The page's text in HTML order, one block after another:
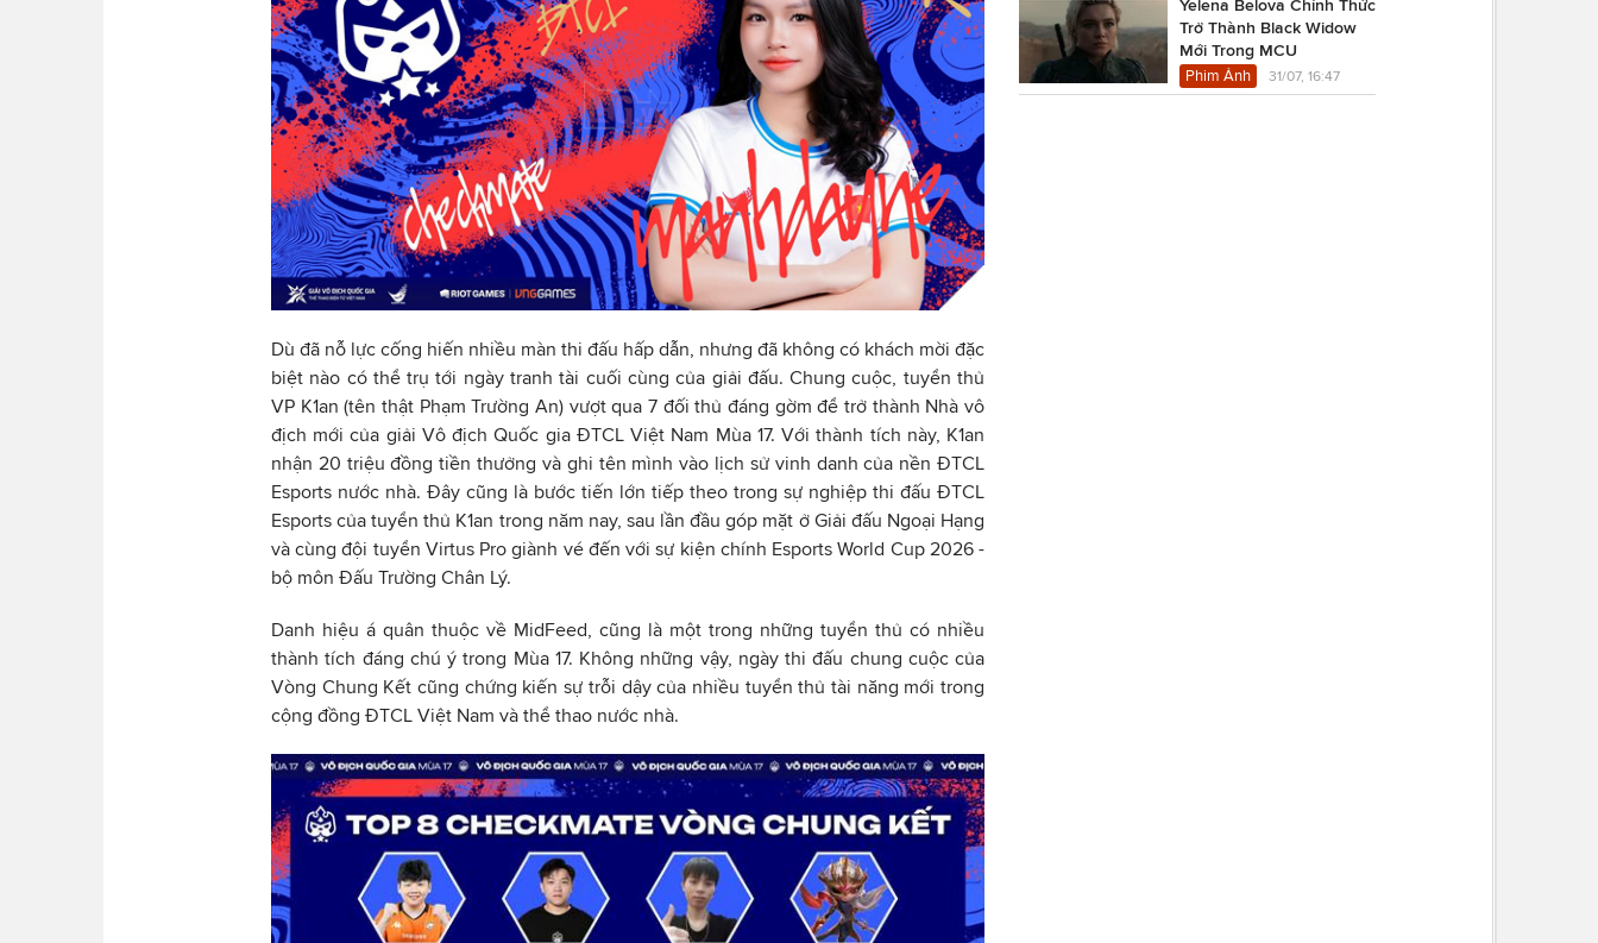
Dù đã nỗ lực cống hiến nhiều màn thi đấu hấp dẫn, nhưng đã không có khách mời đặc
biệt nào có thể trụ tới ngày tranh tài cuối cùng của giải đấu. Chung cuộc, tuyển thủ
VP K1an (tên thật Phạm Trường An) vượt qua 7 đối thủ đáng gờm để trở thành Nhà vô
địch mới của giải Vô địch Quốc gia ĐTCL Việt Nam Mùa 17. Với thành tích này, K1an
nhận 20 triệu đồng tiền thưởng và ghi tên mình vào lịch sử vinh danh của nền ĐTCL
Esports nước nhà. Đây cũng là bước tiến lớn tiếp theo trong sự nghiệp thi đấu ĐTCL
Esports của tuyển thủ K1an trong năm nay, sau lần đầu góp mặt ở Giải đấu Ngoại Hạng
và cùng đội tuyển Virtus Pro giành vé đến với sự kiện chính Esports World Cup 2026 -
bộ môn Đấu Trường Chân Lý.
Danh hiệu á quân thuộc về MidFeed, cũng là một trong những tuyển thủ có nhiều
thành tích đáng chú ý trong Mùa 17. Không những vậy, ngày thi đấu chung cuộc của
Vòng Chung Kết cũng chứng kiến sự trỗi dậy của nhiều tuyển thủ tài năng mới trong
cộng đồng ĐTCL Việt Nam và thể thao nước nhà.
Yelena Belova Chính Thức
Trở Thành Black Widow
Mới Trong MCU
Phim Ảnh 31/07, 16:47